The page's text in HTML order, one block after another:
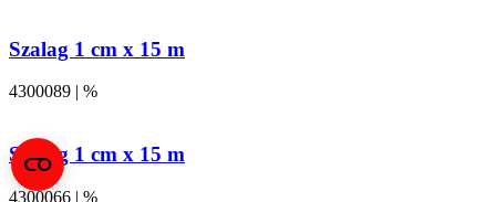
Szalag 1 cm x 15 m
4300089 | %
Szalag 1 cm x 15 m
4300066 | %